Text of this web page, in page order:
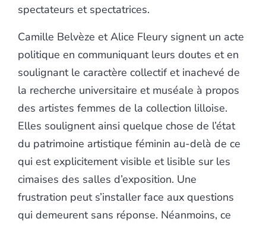
spectateurs et spectatrices.
Camille Belvèze et Alice Fleury signent un acte
politique en communiquant leurs doutes et en
soulignant le caractère collectif et inachevé de
la recherche universitaire et muséale à propos
des artistes femmes de la collection lilloise.
Elles soulignent ainsi quelque chose de l’état
du patrimoine artistique féminin au-delà de ce
qui est explicitement visible et lisible sur les
cimaises des salles d’exposition. Une
frustration peut s’installer face aux questions
qui demeurent sans réponse. Néanmoins, ce